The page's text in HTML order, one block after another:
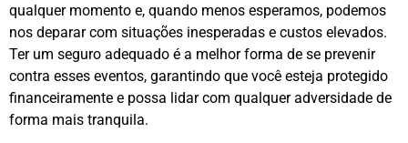
qualquer momento e, quando menos esperamos, podemos
nos deparar com situações inesperadas e custos elevados.
Ter um seguro adequado é a melhor forma de se prevenir
contra esses eventos, garantindo que você esteja protegido
financeiramente e possa lidar com qualquer adversidade de
forma mais tranquila.